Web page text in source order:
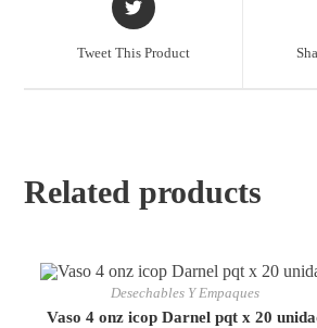
Tweet This Product
Related products
Desechables Y Empaques
Vaso 4 onz icop Darnel pqt x 20